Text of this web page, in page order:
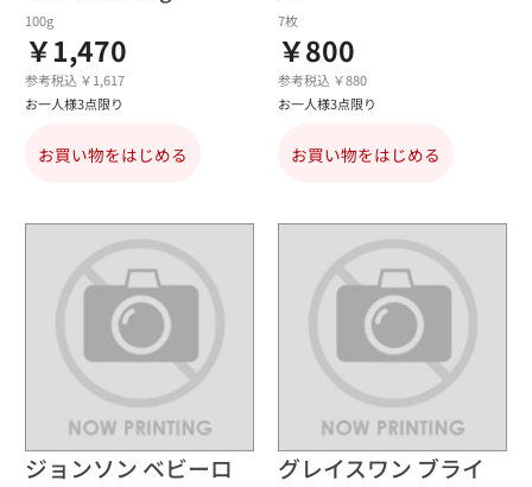
100g
￥1,470
参考税込 ￥1,617
お一人様3点限り
お買い物をはじめる
7枚
￥800
参考税込 ￥880
お一人様3点限り
お買い物をはじめる
ジョンソン ベビーロ
グレイスワン ブライ